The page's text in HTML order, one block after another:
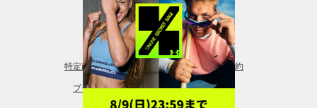
レギンス＆タイツ
特定商取引法に基づく通販の表記 会員規約
プライバシーポリシー